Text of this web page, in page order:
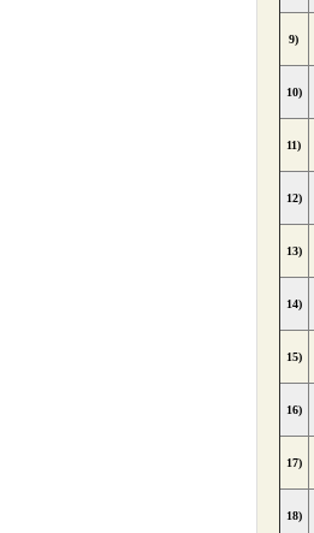
9)
10)
11)
12)
13)
14)
15)
16)
17)
18)